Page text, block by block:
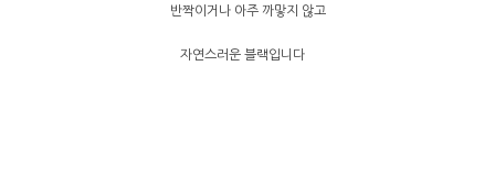
반짝이거나 아주 까맣지 않고
자연스러운 블랙입니다